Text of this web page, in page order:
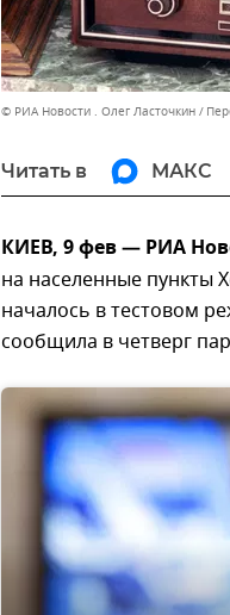
© РИА Новости . Олег Ласточкин
Читать в МАКС
КИЕВ, 9 фев — РИА
на населенные пункты
началось в тестовом
сообщила в четверг